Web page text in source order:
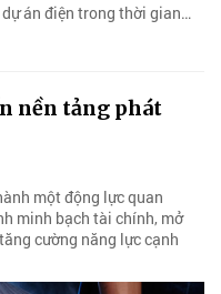
án điện trong thời gian
nền tảng phát
một động lực quan
minh bạch tài chính, mở
cường năng lực cạnh